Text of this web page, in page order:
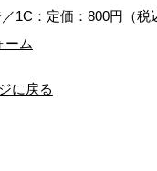
1C：定価：800円（税
ーム
に戻る